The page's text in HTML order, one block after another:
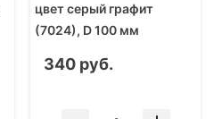
цвет серый графит
(7024), D 100 мм
340 руб.